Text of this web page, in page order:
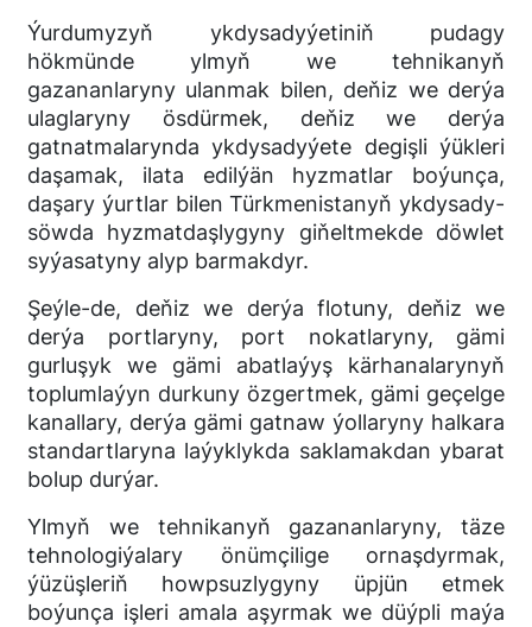
Ýurdumyzyň ykdysadyýetiniň pudagy
hökmünde ylmyň we tehnikanyň
gazananlaryny ulanmak bilen, deňiz we derýa
ulaglaryny ösdürmek, deňiz we derýa
gatnatmalarynda ykdysadyýete degişli ýükleri
daşamak, ilata edilýän hyzmatlar boýunça,
daşary ýurtlar bilen Türkmenistanyň ykdysady-
söwda hyzmatdaşlygyny giňeltmekde döwlet
syýasatyny alyp barmakdyr.
Şeýle-de, deňiz we derýa flotuny, deňiz we
derýa portlaryny, port nokatlaryny, gämi
gurluşyk we gämi abatlaýyş kärhanalarynyň
toplumlaýyn durkuny özgertmek, gämi geçelge
kanallary, derýa gämi gatnaw ýollaryny halkara
standartlaryna laýyklykda saklamakdan ybarat
bolup durýar.
Ylmyň we tehnikanyň gazananlaryny, täze
tehnologiýalary önümçilige ornaşdyrmak,
ýüzüşleriň howpsuzlygyny üpjün etmek
boýunça işleri amala aşyrmak we düýpli maýa